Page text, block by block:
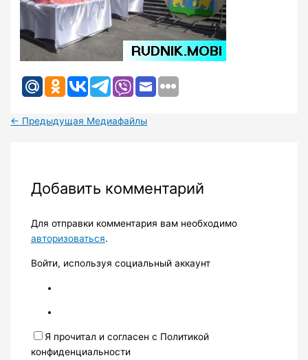
← Предыдущая Медиафайлы
Добавить комментарий
Для отправки комментария вам необходимо
авторизоваться.
Войти, используя социальный аккаунт
Я прочитал и согласен с Политикой
конфиденциальности